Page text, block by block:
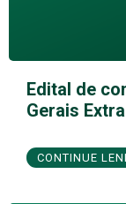
Edital de
Gerais
CONTINUE